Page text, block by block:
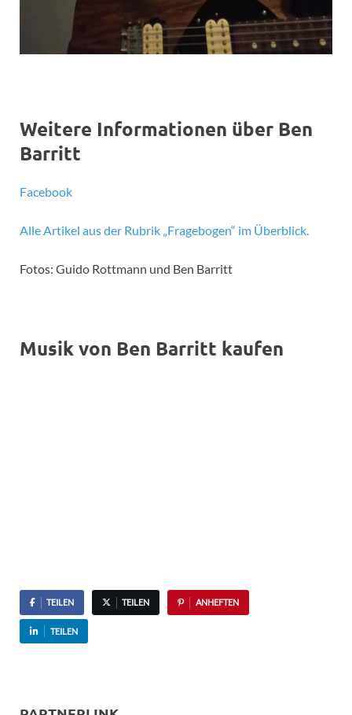
Weitere Informationen über Ben
Barritt
Facebook
Alle Artikel aus der Rubrik „Fragebogen“ im Überblick.
Fotos: Guido Rottmann und Ben Barritt
Musik von Ben Barritt kaufen
TEILEN TEILEN ANHEFTEN
TEILEN